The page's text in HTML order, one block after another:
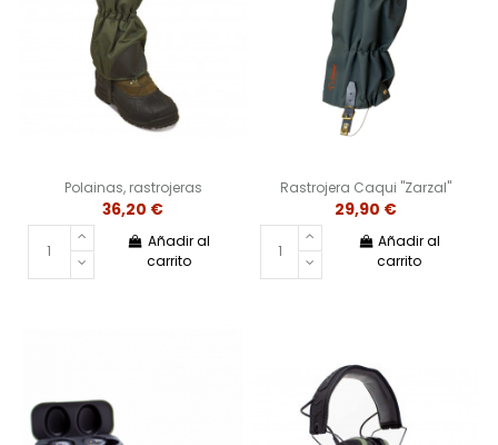
Polainas, rastrojeras
36,20 €
Añadir al
carrito
Rastrojera Caqui "Zarzal"
29,90 €
Añadir al
carrito